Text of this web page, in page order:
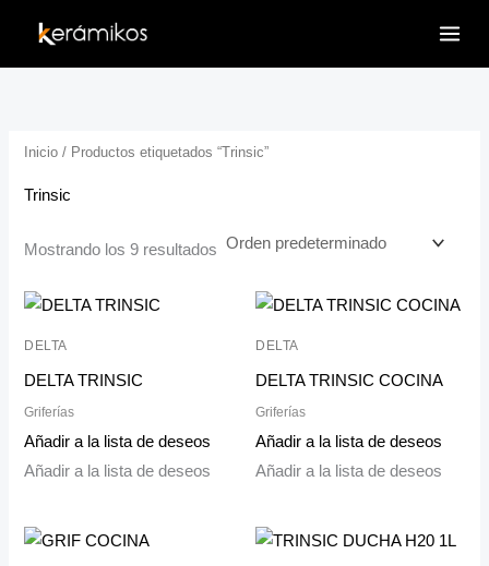
contenido
Inicio / Productos etiquetados “Trinsic”
Trinsic
Mostrando los 9 resultados
DELTA
DELTA TRINSIC
Griferías
Añadir a la lista de deseos
Añadir a la lista de deseos
DELTA
DELTA TRINSIC COCINA
Griferías
Añadir a la lista de deseos
Añadir a la lista de deseos